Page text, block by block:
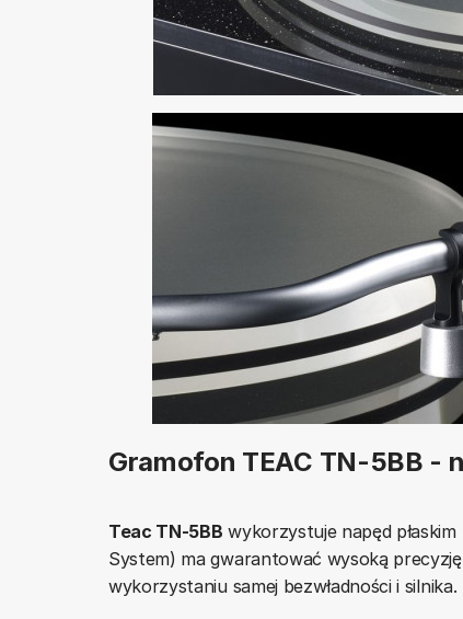
Gramofon TEAC TN-5BB -
Teac TN-5BB wykorzystuje napęd
System) ma gwarantować wysoką
wykorzystaniu samej bezwładności i silnika.